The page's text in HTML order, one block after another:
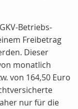
Betriebs­
Freibetrag
Dieser
monatlich
von 164,50 Euro
nur für die